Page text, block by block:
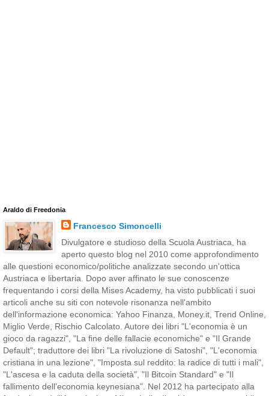
Araldo di Freedonia
Francesco Simoncelli
Divulgatore e studioso della Scuola Austriaca, ha
aperto questo blog nel 2010 come approfondimento
alle questioni economico/politiche analizzate secondo un'ottica
Austriaca e libertaria. Dopo aver affinato le sue conoscenze
frequentando i corsi della Mises Academy, ha visto pubblicati i suoi
articoli anche su siti con notevole risonanza nell'ambito
dell'informazione economica: Yahoo Finanza, Money.it, Trend Online,
Miglio Verde, Rischio Calcolato. Autore dei libri "L'economia è un
gioco da ragazzi", "La fine delle fallacie economiche" e "Il Grande
Default"; traduttore dei libri "La rivoluzione di Satoshi", "L'economia
cristiana in una lezione", "Imposta sul reddito: la radice di tutti i mali",
"L'ascesa e la caduta della società", "Il Bitcoin Standard" e "Il
fallimento dell'economia keynesiana". Nel 2012 ha partecipato alla